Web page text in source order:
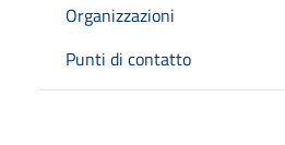
Organizzazioni
Punti di contatto